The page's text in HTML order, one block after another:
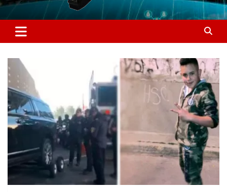
ncstv.info
Libertad informativa